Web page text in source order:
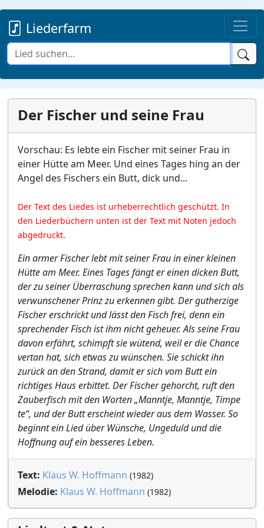
Liederfarm
Der Fischer und seine Frau
Vorschau: Es lebte ein Fischer mit seiner Frau in
einer Hütte am Meer. Und eines Tages hing an der
Angel des Fischers ein Butt, dick und...
Der Text des Liedes ist urheberrechtlich geschützt. In
den Liederbüchern unten ist der Text mit Noten jedoch
abgedruckt.
Ein armer Fischer lebt mit seiner Frau in einer kleinen
Hütte am Meer. Eines Tages fängt er einen dicken Butt,
der zu seiner Überraschung sprechen kann und sich als
verwunschener Prinz zu erkennen gibt. Der gutherzige
Fischer erschrickt und lässt den Fisch frei, denn ein
sprechender Fisch ist ihm nicht geheuer. Als seine Frau
davon erfährt, schimpft sie wütend, weil er die Chance
vertan hat, sich etwas zu wünschen. Sie schickt ihn
zurück an den Strand, damit er sich vom Butt ein
richtiges Haus erbittet. Der Fischer gehorcht, ruft den
Zauberfisch mit den Worten „Manntje, Manntje, Timpe
te“, und der Butt erscheint wieder aus dem Wasser. So
beginnt ein Lied über Wünsche, Ungeduld und die
Hoffnung auf ein besseres Leben.
Text: Klaus W. Hoffmann (1982)
Melodie: Klaus W. Hoffmann (1982)